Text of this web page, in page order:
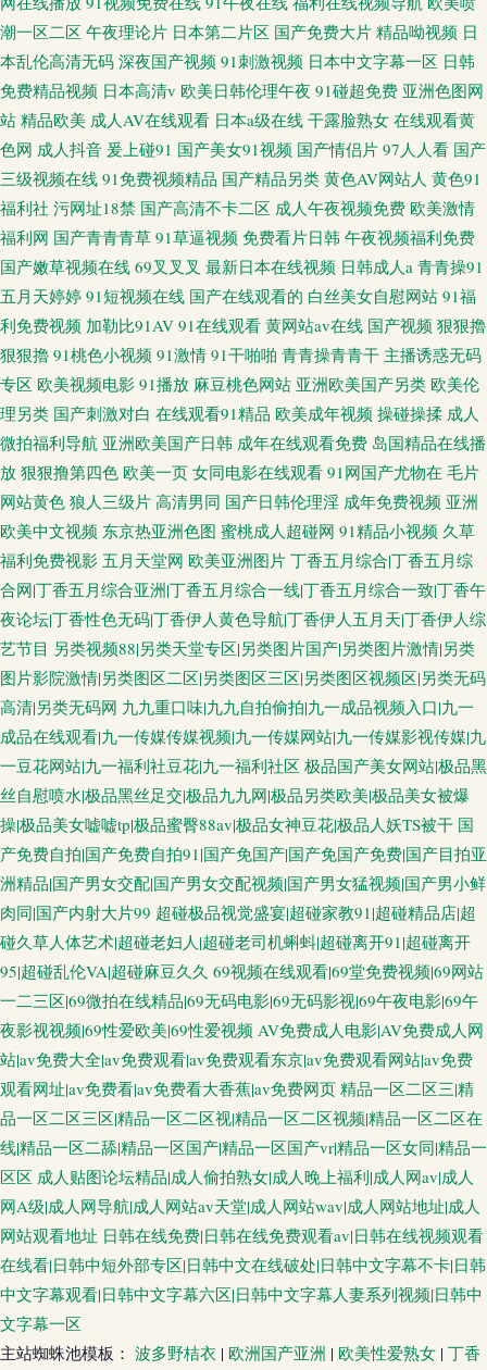
潮一区二区 午夜理论片 日本第二片区 国产免费大片 精品呦视频 日
本乱伦高清无码 深夜国产视频 91刺激视频 日本中文字幕一区 日韩
免费精品视频 日本高清v 欧美日韩伦理午夜 91碰超免费 亚洲色图网
站 精品欧美 成人AV在线观看 日本a级在线 干露脸熟女 在线观看黄
色网 成人抖音 爰上碰91 国产美女91视频 国产情侣片 97人人看 国产
三级视频在线 91免费视频精品 国产精品另类 黄色AV网站人 黄色91
福利社 污网址18禁 国产高清不卡二区 成人午夜视频免费 欧美激情
福利网 国产青青青草 91草逼视频 免费看片日韩 午夜视频福利免费
国产嫩草视频在线 69叉叉叉 最新日本在线视频 日韩成人a 青青操91
五月天婷婷 91短视频在线 国产在线观看的 白丝美女自慰网站 91福
利免费视频 加勒比91AV 91在线观看 黄网站av在线 国产视频 狠狠擼
狠狠擼 91桃色小视频 91激情 91干啪啪 青青操青青干 主播诱惑无码
专区 欧美视频电影 91播放 麻豆桃色网站 亚洲欧美国产另类 欧美伦
理另类 国产刺激对白 在线观看91精品 欧美成年视频 操碰操揉 成人
微拍福利导航 亚洲欧美国产日韩 成年在线观看免费 岛国精品在线播
放 狠狠撸第四色 欧美一页 女同电影在线观看 91网国产尤物在 毛片
网站黄色 狼人三级片 高清男同 国产日韩伦理淫 成年免费视频 亚洲
欧美中文视频 东京热亚洲色图 蜜桃成人超碰网 91精品小视频 久草
福利免费视影 五月天堂网 欧美亚洲图片 丁香五月综合|丁香五月综
合网|丁香五月综合亚洲|丁香五月综合一线|丁香五月综合一致|丁香午
夜论坛|丁香性色无码|丁香伊人黄色导航|丁香伊人五月天|丁香伊人综
艺节目 另类视频88|另类天堂专区|另类图片国产|另类图片激情|另类
图片影院激情|另类图区二区|另类图区三区|另类图区视频区|另类无码
高清|另类无码网 九九重口味|九九自拍偷拍|九一成品视频入口|九一
成品在线观看|九一传媒传媒视频|九一传媒网站|九一传媒影视传媒|九
一豆花网站|九一福利社豆花|九一福利社区 极品国产美女网站|极品黑
丝自慰喷水|极品黑丝足交|极品九九网|极品另类欧美|极品美女被爆
操|极品美女嘘嘘tp|极品蜜臀88av|极品女神豆花|极品人妖TS被干 国
产免费自拍|国产免费自拍91|国产免国产|国产免国产免费|国产目拍亚
洲精品|国产男女交配|国产男女交配视频|国产男女猛视频|国产男小鲜
肉同|国产内射大片99 超碰极品视觉盛宴|超碰家教91|超碰精品店|超
碰久草人体艺术|超碰老妇人|超碰老司机蝌蚪|超碰离开91|超碰离开
95|超碰乱伦VA|超碰麻豆久久 69视频在线观看|69堂免费视频|69网站
一二三区|69微拍在线精品|69无码电影|69无码影视|69午夜电影|69午
夜影视视频|69性爱欧美|69性爱视频 AV免费成人电影|AV免费成人网
站|av免费大全|av免费观看|av免费观看东京|av免费观看网站|av免费
观看网址|av免费看|av免费看大香蕉|av免费网页 精品一区二区三|精
品一区二区三区|精品一区二区视|精品一区二区视频|精品一区二区在
线|精品一区二舔|精品一区国产|精品一区国产vr|精品一区女同|精品一
区区 成人贴图论坛精品|成人偷拍熟女|成人晚上福利|成人网av|成人
网A级|成人网导航|成人网站av天堂|成人网站wav|成人网站地址|成人
网站观看地址 日韩在线免费|日韩在线免费观看av|日韩在线视频观看
在线看|日韩中短外部专区|日韩中文在线破处|日韩中文字幕不卡|日韩
中文字幕观看|日韩中文字幕六区|日韩中文字幕人妻系列视频|日韩中
文字幕一区
主站蜘蛛池模板： 波多野桔衣 | 欧洲国产亚洲 | 欧美性爱熟女 | 丁香